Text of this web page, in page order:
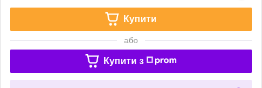
Купити
або
Купити з